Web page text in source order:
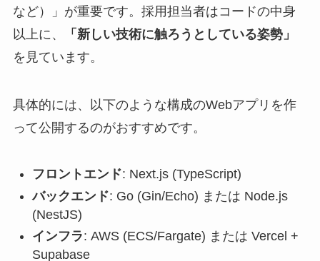
など）」が重要です。採用担当者はコードの中身
以上に、
「新しい技術に触ろうとしている姿勢」
を見ています。
具体的には、以下のような構成のWebアプリを作
って公開するのがおすすめです。
フロントエンド: Next.js (TypeScript)
バックエンド: Go (Gin/Echo) または Node.js
(NestJS)
インフラ: AWS (ECS/Fargate) または Vercel +
Supabase